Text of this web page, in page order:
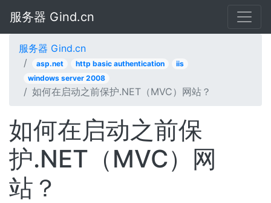
服务器 Gind.cn
服务器 Gind.cn
asp.net http basic authentication
iis
windows server 2008
如何在启动之前保护.NET（MVC）网站？
如何在启动之前保
护.NET（MVC）网
站？